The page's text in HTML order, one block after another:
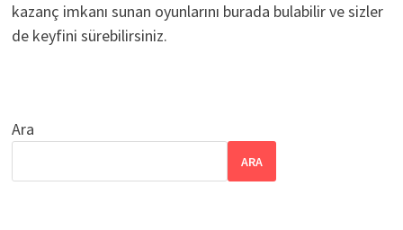
kazanç imkanı sunan oyunlarını burada bulabilir ve sizler
de keyfini sürebilirsiniz.
Ara
ARA